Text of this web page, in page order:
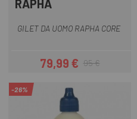
RAPHA
GILET DA UOMO RAPHA CORE
Prezzo
79,99 €Prezzo base
95 €
-26%